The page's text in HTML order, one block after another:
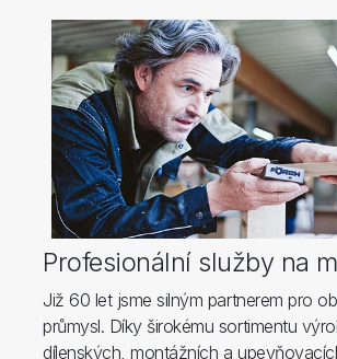
Profesionální služby na
Již 60 let jsme silným partnerem pro
průmysl. Díky širokému sortimentu
dílenských, montážních a